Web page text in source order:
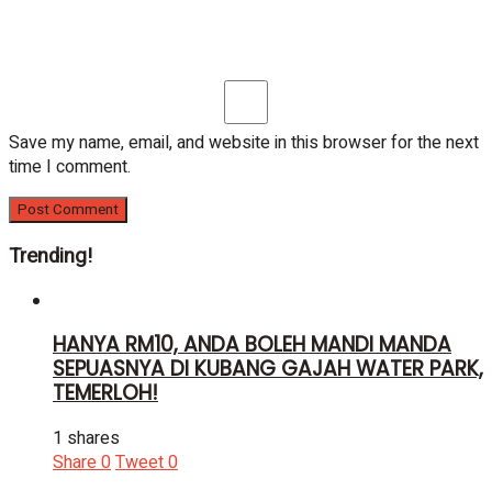
Save my name, email, and website in this browser for the next
time I comment.
Trending!
HANYA RM10, ANDA BOLEH MANDI MANDA
SEPUASNYA DI KUBANG GAJAH WATER PARK,
TEMERLOH!
1 shares
Share0Tweet0